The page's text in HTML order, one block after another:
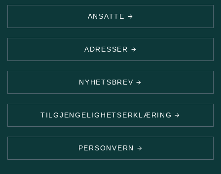
ANSATTE
ADRESSER
NYHETSBREV
TILGJENGELIGHETSERKLÆRING
PERSONVERN